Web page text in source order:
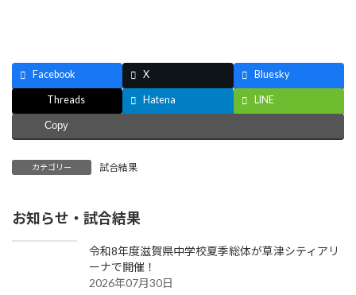
Facebook X Bluesky
Threads Hatena LINE
Copy
カテゴリー 試合結果
お知らせ・試合結果
令和8年度滋賀県中学校夏季総体が草津シティアリ
ーナで開催！
2026年07月30日